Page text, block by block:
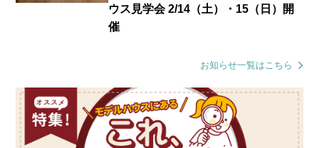
ウス見学会 2/14（土）・15（日）開
催
お知らせ一覧はこちら